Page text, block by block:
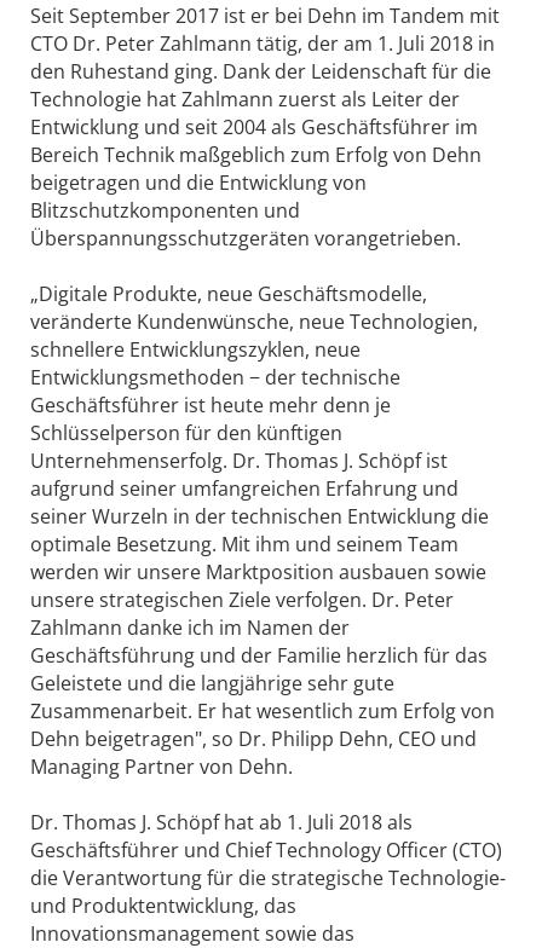
Seit September 2017 ist er bei Dehn im Tandem mit
CTO Dr. Peter Zahlmann tätig, der am 1. Juli 2018 in
den Ruhestand ging. Dank der Leidenschaft für die
Technologie hat Zahlmann zuerst als Leiter der
Entwicklung und seit 2004 als Geschäftsführer im
Bereich Technik maßgeblich zum Erfolg von Dehn
beigetragen und die Entwicklung von
Blitzschutzkomponenten und
Überspannungsschutzgeräten vorangetrieben.
„Digitale Produkte, neue Geschäftsmodelle,
veränderte Kundenwünsche, neue Technologien,
schnellere Entwicklungszyklen, neue
Entwicklungsmethoden − der technische
Geschäftsführer ist heute mehr denn je
Schlüsselperson für den künftigen
Unternehmenserfolg. Dr. Thomas J. Schöpf ist
aufgrund seiner umfangreichen Erfahrung und
seiner Wurzeln in der technischen Entwicklung die
optimale Besetzung. Mit ihm und seinem Team
werden wir unsere Marktposition ausbauen sowie
unsere strategischen Ziele verfolgen. Dr. Peter
Zahlmann danke ich im Namen der
Geschäftsführung und der Familie herzlich für das
Geleistete und die langjährige sehr gute
Zusammenarbeit. Er hat wesentlich zum Erfolg von
Dehn beigetragen", so Dr. Philipp Dehn, CEO und
Managing Partner von Dehn.
Dr. Thomas J. Schöpf hat ab 1. Juli 2018 als
Geschäftsführer und Chief Technology Officer (CTO)
die Verantwortung für die strategische Technologie-
und Produktentwicklung, das
Innovationsmanagement sowie das